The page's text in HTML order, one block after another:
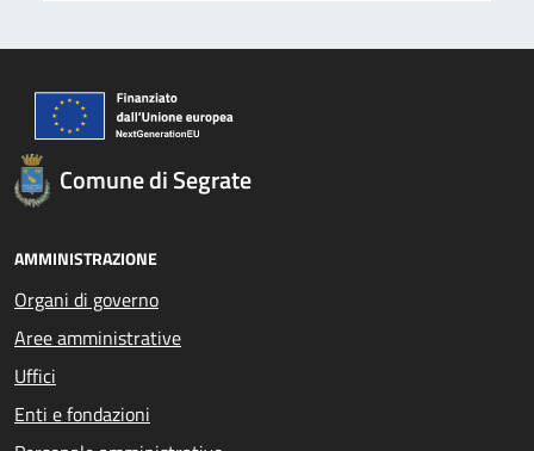
Comune di Segrate
AMMINISTRAZIONE
Organi di governo
Aree amministrative
Uffici
Enti e fondazioni